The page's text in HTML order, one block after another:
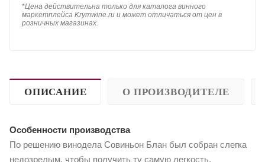
*Цена действительна только для каталога винного
маркетплейса Krymwine.ru и может отличаться от цен в
розничных магазинах.
ОПИСАНИЕ О ПРОИЗВОДИТЕЛЕ
Особенности производства
По решению винодела Совиньон Блан был собран слегка
недозрелым, чтобы получить ту самую легкость,